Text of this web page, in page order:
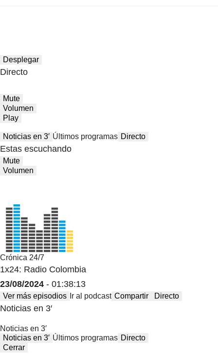
Desplegar
Directo
Mute
Volumen
Play
Noticias en 3′ Últimos programas Directo
Estas escuchando
Mute
Volumen
Crónica 24/7
1x24: Radio Colombia
23/08/2024 - 01:38:13
Ver más episodios Ir al podcast Compartir Directo
Noticias en 3′
Noticias en 3′
Noticias en 3′ Últimos programas Directo
Cerrar